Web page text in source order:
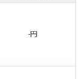
-円